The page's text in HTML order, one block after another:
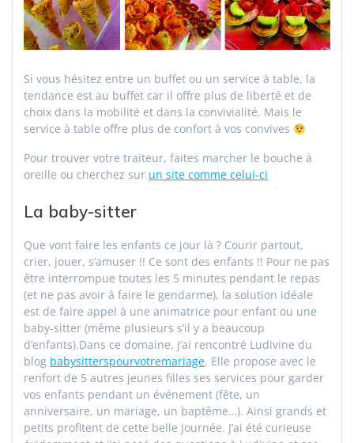
Si vous hésitez entre un buffet ou un service à table, la
tendance est au buffet car il offre plus de liberté et de
choix dans la mobilité et dans la convivialité. Mais le
service à table offre plus de confort à vos convives
Pour trouver votre traiteur, faites marcher le bouche à
oreille ou cherchez sur un site comme celui-ci
La baby-sitter
Que vont faire les enfants ce jour là ? Courir partout,
crier, jouer, s’amuser !! Ce sont des enfants !! Pour ne pas
être interrompue toutes les 5 minutes pendant le repas
(et ne pas avoir à faire le gendarme), la solution idéale
est de faire appel à une animatrice pour enfant ou une
baby-sitter (même plusieurs s’il y a beaucoup
d’enfants).Dans ce domaine, j’ai rencontré Ludivine du
blog babysitterspourvotremariage. Elle propose avec le
renfort de 5 autres jeunes filles ses services pour garder
vos enfants pendant un événement (fête, un
anniversaire, un mariage, un baptême…). Ainsi grands et
petits profitent de cette belle journée. J’ai été curieuse